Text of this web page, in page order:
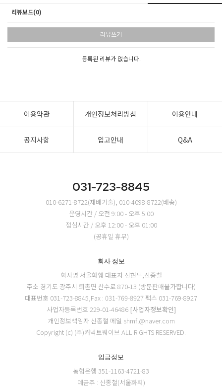
리뷰보드(0)
리뷰쓰기
등록된 리뷰가 없습니다.
이용약관 개인정보처리방침 이용안내
공지사항 입고안내 Q&A
031-723-8845
010-6271-8722(재배기술), 010-4098-8722(배송)
운영시간 / 오전 9:00 - 오후 5:00
점심시간 / 오후 12:00 - 오후 01:00
(공휴일 휴무)
회사 정보
회사명 서울화훼 대표자 신현무,신종철
주소 경기도 광주시 퇴촌면 산수로 870-13 (방문판매불가합니다)
대표번호 031-723-8845,Fax : 031-769-8927 팩스 031-769-8927
사업자등록번호 229-01-46486 [사업자정보확인]
개인정보책임자 신종철 메일 shmfl@naver.com
Copyright (c) (주)커넥트웨이브 ALL RIGHTS RESERVED.
입금정보
농협은행 351-1163-4721-83
예금주 : 신종철(서울화훼)